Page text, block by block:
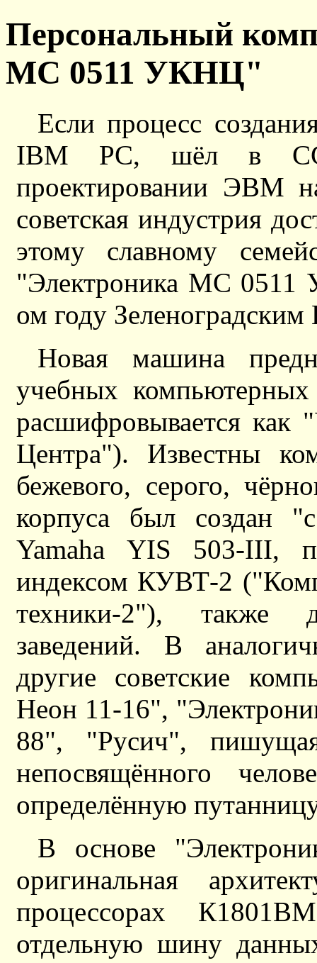
Персональный
МС 0511 УКНЦ"
Если процесс
IBM PC, шёл в
проектировании ЭВМ
советская индустрия
этому славному
"Электроника МС 0511
ом году
Новая машина
учебных
расшифровывается как
Центра"). Известны
бежевого, серого,
корпуса был создан
Yamaha YIS 503-III,
индексом КУВТ-2
техники-2"), также
заведений. В
другие советские
Неон 11-16",
88", "Русич",
непосвящённого
определённую
В основе
оригинальная
процессорах
отдельную шину